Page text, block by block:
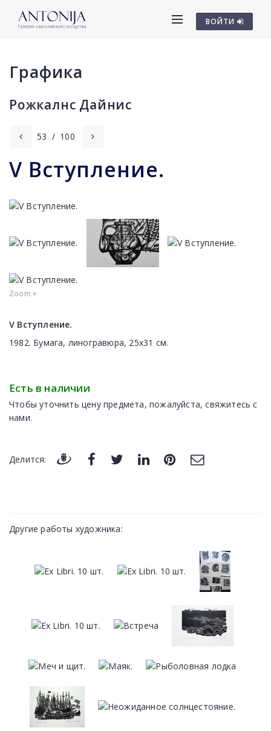
ВОЙТИ
Графика
Рожкалнс Дайниc
53 / 100
V Вступление.
Zoom +
V Вступление.
1982. Бумага, линогравюра, 25х31 см.
Есть в наличии
Чтобы уточнить цену предмета, пожалуйста, свяжитесь с
нами.
Делится:
Другие работы художника: